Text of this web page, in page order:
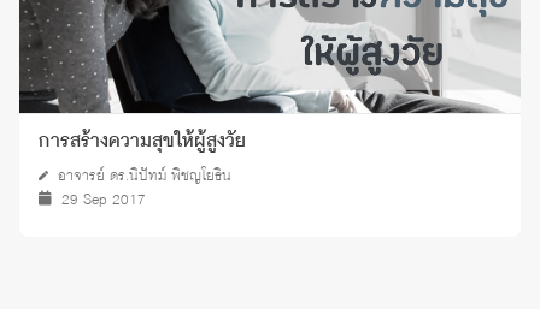
การสร้างความสุขให้ผู้สูงวัย
อาจารย์ ดร.นิปัทม์ พิชญโยธิน
29 Sep 2017